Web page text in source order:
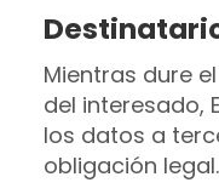
Mientras dure
del interesado,
los datos a
obligación legal.